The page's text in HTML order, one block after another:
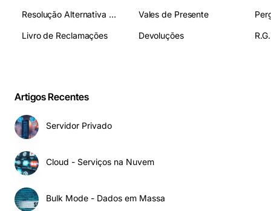
Resolução Alternativa de Litígios
Livro de Reclamações
Vales de Presente
Devoluções
Artigos Recentes
Servidor Privado
Cloud - Serviços na Nuvem
Bulk Mode - Dados em Massa